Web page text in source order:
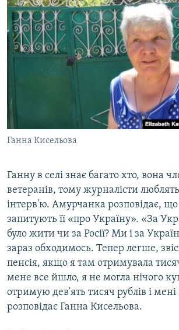
Ганна Кисельова
Ганну в селі знає багато хто, вона
ветеранів, тому журналісти
інтерв'ю. Амурчанка розповідає, що
запитують її «про Україну». «За
було жити чи за Росії? Ми і за
зараз обходимось. Тепер легше,
пенсія, якщо я там отримувала
мене все йшло, я не могла нічого
отримую дев'ять тисяч рублів і мені
розповідає Ганна Кисельова.